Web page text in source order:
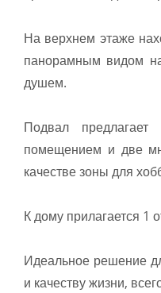
На верхнем этаже
панорамным видом
душем.
Подвал
помещением и две
качестве зоны для
К дому прилагается 1
Идеальное решение
и качеству жизни,